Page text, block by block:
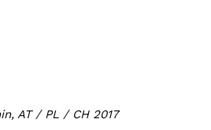
AT / PL / CH 2017